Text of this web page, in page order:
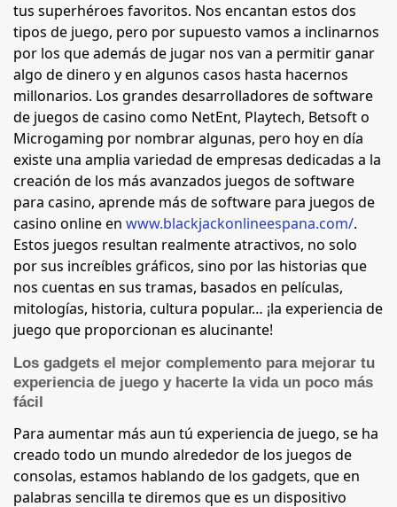
tus superhéroes favoritos. Nos encantan estos dos
tipos de juego, pero por supuesto vamos a inclinarnos
por los que además de jugar nos van a permitir ganar
algo de dinero y en algunos casos hasta hacernos
millonarios. Los grandes desarrolladores de software
de juegos de casino como NetEnt, Playtech, Betsoft o
Microgaming por nombrar algunas, pero hoy en día
existe una amplia variedad de empresas dedicadas a la
creación de los más avanzados juegos de software
para casino, aprende más de software para juegos de
casino online en www.blackjackonlineespana.com/.
Estos juegos resultan realmente atractivos, no solo
por sus increíbles gráficos, sino por las historias que
nos cuentas en sus tramas, basados en películas,
mitologías, historia, cultura popular… ¡la experiencia de
juego que proporcionan es alucinante!
Los gadgets el mejor complemento para mejorar tu
experiencia de juego y hacerte la vida un poco más
fácil
Para aumentar más aun tú experiencia de juego, se ha
creado todo un mundo alrededor de los juegos de
consolas, estamos hablando de los gadgets, que en
palabras sencilla te diremos que es un dispositivo